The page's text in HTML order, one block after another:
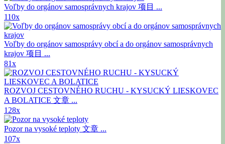
Voľby do orgánov samosprávnych krajov 项目 ...
110x
Voľby do orgánov samosprávy obcí a do orgánov samosprávnych
krajov 项目 ...
81x
ROZVOJ CESTOVNÉHO RUCHU - KYSUCKÝ LIESKOVEC
A BOLATICE 文章 ...
128x
Pozor na vysoké teploty 文章 ...
107x